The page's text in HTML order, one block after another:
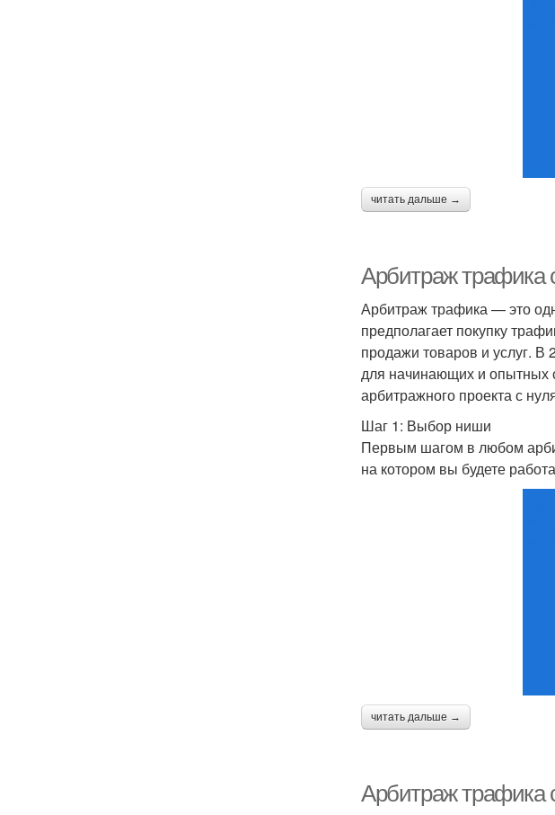
читать дальше →
Арбитраж трафика
Арбитраж трафика — это
предполагает покупку
продажи товаров и услуг. В
для начинающих и опытных
арбитражного проекта с
Шаг 1: Выбор ниши
Первым шагом в любом
на котором вы будете
читать дальше →
Арбитраж трафика